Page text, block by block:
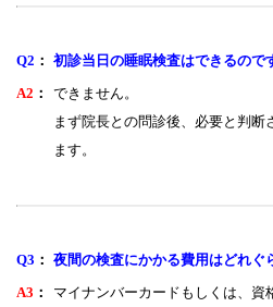
Q2 ： 初診当日の睡眠検査はできるので
A2 ：
できません。
まず院長との問診後、必要と判
ます。
Q3 ： 夜間の検査にかかる費用はどれぐ
A3 ： マイナンバーカードもしくは、